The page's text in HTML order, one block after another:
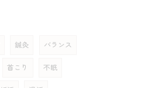
鍼灸 バランス
首こり 不眠